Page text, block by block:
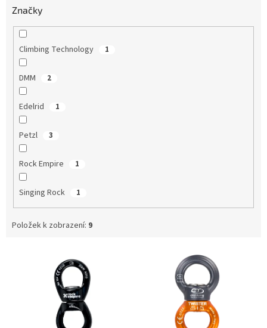
Značky
Climbing Technology 1
DMM 2
Edelrid 1
Petzl 3
Rock Empire 1
Singing Rock 1
Položek k zobrazení: 9